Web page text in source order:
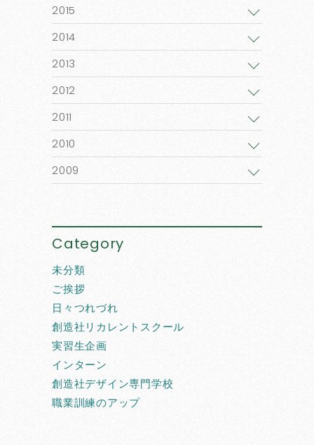
2015
2014
2013
2012
2011
2010
2009
Category
未分類
ご挨拶
日々つれづれ
創造社リカレントスクール
実習生企画
インターン
創造社デザイン専門学校
職業訓練のアップ